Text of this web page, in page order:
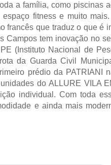
a família, como piscinas
espaço fitness e muito
francês que traduz o que é
Campos tem inovação no
(Instituto Nacional de
da Guarda Civil
prédio da PATRIANI
do ALLURE VILA
individual. Com toda
e ainda mais